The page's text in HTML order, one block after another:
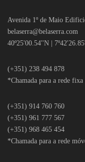
Avenida 1º de Maio
belaserra@belaserra.com
40º25'00.54''N |
(+351) 238 494 878
*Chamada para a rede fixa
(+351) 914 760 760
(+351) 961 777 567
(+351) 968 465 454
*Chamada para a rede